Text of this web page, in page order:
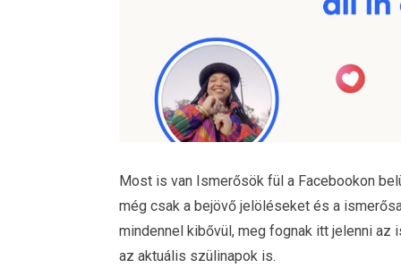
Most is van Ismerősök fül a Facebookon
még csak a bejövő jelöléseket és a
mindennel kibővül, meg fognak itt jelenni
az aktuális szülinapok is.